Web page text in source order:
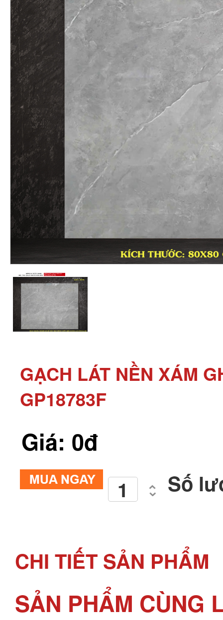
GẠCH LÁT NỀN XÁM
GP18783F
Giá: 0đ
Số
CHI TIẾT SẢN PHẨM
SẢN PHẨM CÙNG